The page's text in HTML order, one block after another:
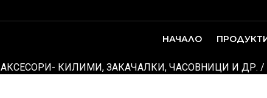
НАЧАЛО
АКСЕСОРИ- КИЛИМИ, ЗАКАЧАЛКИ, ЧАСОВНИЦИ И ДР. /